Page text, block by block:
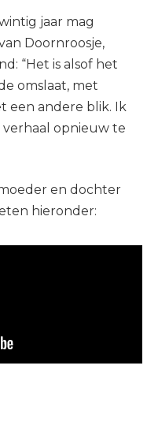
jaar mag
Doornroosje,
“Het is alsof het
omslaat, met
een andere blik. Ik
opnieuw te
en dochter
hieronder: